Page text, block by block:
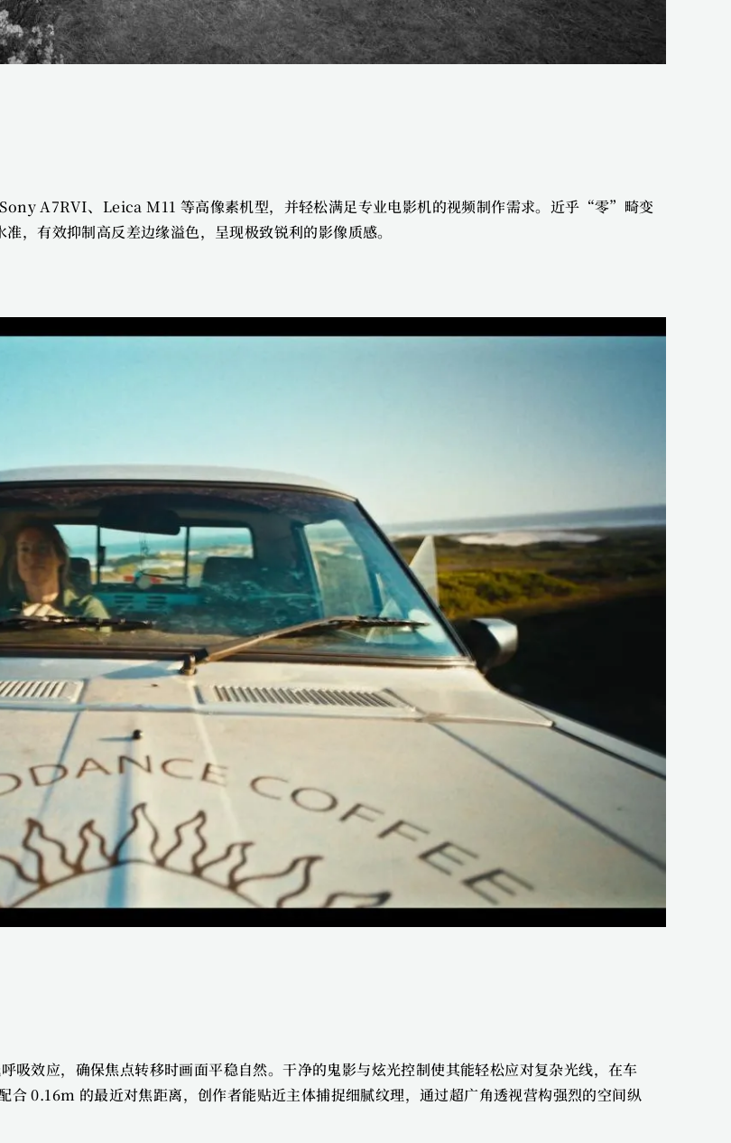
Sony A7RVI、Leica M11 等高像素机型，并轻松满足专业电影机的视频制作需求。近乎“零”畸变
，有效抑制高反差边缘溢色，呈现极致锐利的影像质感。
吸效应，确保焦点转移时画面平稳自然。干净的鬼影与炫光控制使其能轻松应对复杂光线，在车
0.16m 的最近对焦距离，创作者能贴近主体捕捉细腻纹理，通过超广角透视营构强烈的空间纵